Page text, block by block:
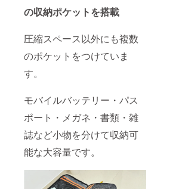
の収納ポケットを搭載
圧縮スペース以外にも複数
のポケットをつけていま
す。
モバイルバッテリー・パス
ポート・メガネ・書類・雑
誌など小物を分けて収納可
能な大容量です。